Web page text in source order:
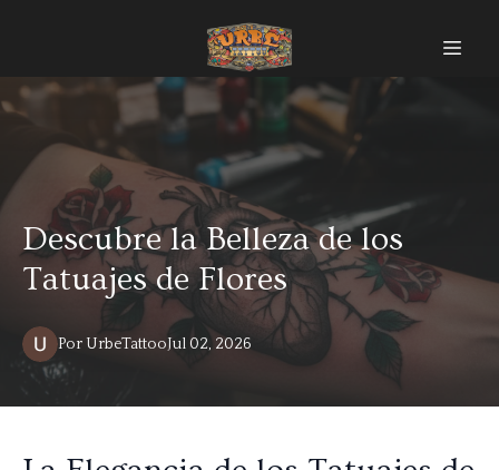
Descubre la Belleza de los
Tatuajes de Flores
Jul 02, 2026
PorUrbeTattoo